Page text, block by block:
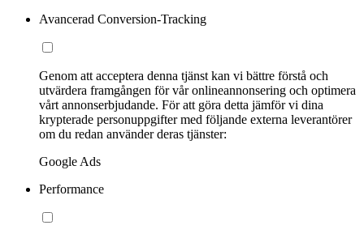
Avancerad Conversion-Tracking
Genom att acceptera denna tjänst kan vi bättre förstå och
utvärdera framgången för vår onlineannonsering och optimera
vårt annonserbjudande. För att göra detta jämför vi dina
krypterade personuppgifter med följande externa leverantörer
om du redan använder deras tjänster:
Google Ads
Performance